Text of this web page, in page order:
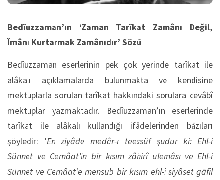
Bedîuzzaman’ın ‘Zaman Tarîkat Zamânı Değil,
Îmânı Kurtarmak Zamânıdır’ Sözü
Bedîuzzaman eserlerinin pek çok yerinde tarîkat ile
alâkalı açıklamalarda bulunmakta ve kendisine
mektuplarla sorulan tarîkat hakkındaki sorulara cevâbî
mektuplar yazmaktadır. Bedîuzzaman’ın eserlerinde
tarîkat ile alâkalı kullandığı ifâdelerinden bāzıları
şöyledir: ‘En ziyâde medâr-ı teessüf şudur ki: Ehl-i
Sünnet ve Cemâat’in bir kısım zâhirî ulemâsı ve Ehl-i
Sünnet ve Cemâat’e mensub bir kısım ehl-i siyâset gāfil